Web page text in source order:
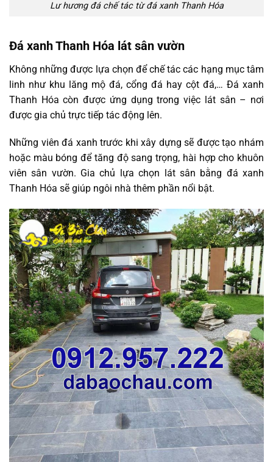
Lư hương đá chế tác từ đá xanh Thanh Hóa
Đá xanh Thanh Hóa lát sân vườn
Không những được lựa chọn để chế tác các hạng mục tâm
linh như khu lăng mộ đá, cổng đá hay cột đá,… Đá xanh
Thanh Hóa còn được ứng dụng trong việc lát sân – nơi
được gia chủ trực tiếp tác động lên.
Những viên đá xanh trước khi xây dựng sẽ được tạo nhám
hoặc màu bóng để tăng độ sang trọng, hài hợp cho khuôn
viên sân vườn. Gia chủ lựa chọn lát sân bằng đá xanh
Thanh Hóa sẽ giúp ngôi nhà thêm phần nổi bật.